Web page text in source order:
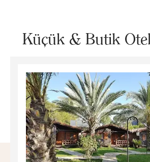
Küçük & Butik